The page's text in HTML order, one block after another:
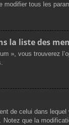
modifier tous les
la liste des
», vous trouverez
de celui dans
que la